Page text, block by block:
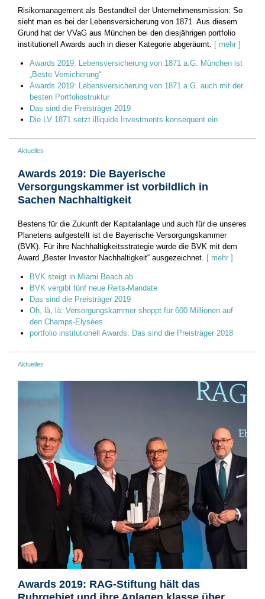
Risikomanagement als Bestandteil der Unternehmensmission: So
sieht man es bei der Lebensversicherung von 1871. Aus diesem
Grund hat der VVaG aus München bei den diesjährigen portfolio
institutionell Awards auch in dieser Kategorie abgeräumt. [ mehr ]
Awards 2019: Lebensversicherung von 1871 a.G. München ist
„Beste Versicherung“
Awards 2019: Lebensversicherung von 1871 a.G. auch mit der
besten Portfoliostruktur
Das sind die Preisträger 2019
Die LV 1871 setzt illiquide Investments konsequent ein
Aktuelles
Awards 2019: Die Bayerische
Versorgungskammer ist vorbildlich in
Sachen Nachhaltigkeit
Bestens für die Zukunft der Kapitalanlage und auch für die unseres
Planetens aufgestellt ist die Bayerische Versorgungskammer
(BVK). Für ihre Nachhaltigkeitsstrategie wurde die BVK mit dem
Award „Bester Investor Nachhaltigkeit“ ausgezeichnet. [ mehr ]
BVK steigt in Miami Beach ab
BVK vergibt fünf neue Reits-Mandate
Das sind die Preisträger 2019
Oh, là, là: Versorgungskammer shoppt für 600 Millionen auf
den Champs-Elysées
portfolio institutionell Awards: Das sind die Preisträger 2018
Aktuelles
Awards 2019: RAG-Stiftung hält das